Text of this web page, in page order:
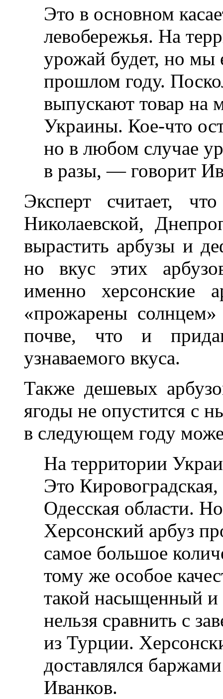
Это в основном
левобережья. На
урожай будет, но мы
прошлом году.
выпускают товар на
Украины. Кое-что
но в любом случае
в разы, — говорит
Эксперт считает,
Николаевской,
вырастить арбузы и
но вкус этих
именно херсонские
«прожарены
почве, что и
узнаваемого вкуса.
Также дешевых
ягоды не опустится с
в следующем году
На территории
Это
Одесская области.
Херсонский арбуз
самое большое
тому же особое
такой насыщенный и
нельзя сравнить с
из Турции.
доставлялся
Иванков.